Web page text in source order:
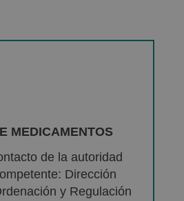
MEDICAMENTOS
de la autoridad
Dirección
y Regulación